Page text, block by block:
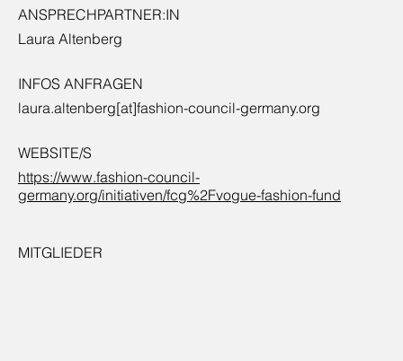
ANSPRECHPARTNER:IN
Laura Altenberg
INFOS ANFRAGEN
laura.altenberg[at]fashion-council-germany.org
WEBSITE/S
https://www.fashion-council-
germany.org/initiativen/fcg%2Fvogue-fashion-fund
MITGLIEDER